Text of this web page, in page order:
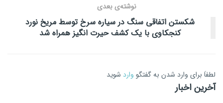
نوشته‌ی بعدی
شکستن اتفاقی سنگ در سیاره سرخ توسط مریخ نورد
کنجکاوی با یک کشف حیرت انگیز همراه شد
لطفاَ برای وارد شدن به گفتگو وارد شوید
آخرین اخبار